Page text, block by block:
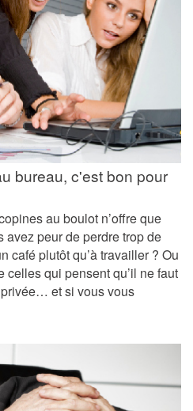
bureau, c'est bon pour
au boulot n’offre que
peur de perdre trop de
café plutôt qu’à travailler ? Ou
celles qui pensent qu’il ne faut
et si vous vous